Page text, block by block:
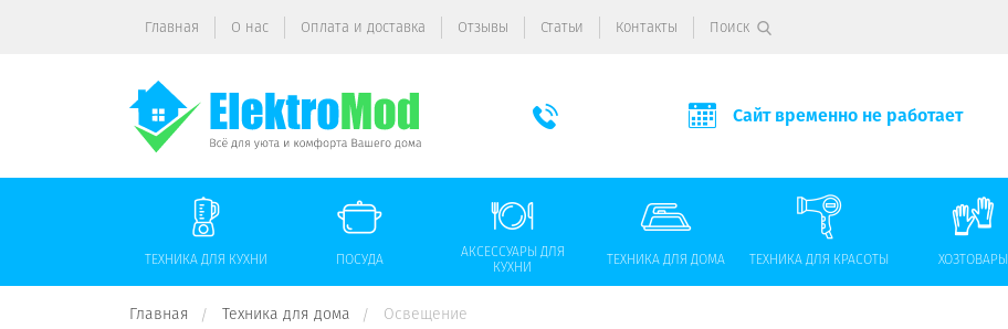
Главная О нас Оплата и доставка Отзывы Статьи Контакты Поиск
Сайт временно не работает
ТЕХНИКА ДЛЯ КУХНИ ПОСУДА
АКСЕССУАРЫ ДЛЯ
КУХНИ
ТЕХНИКА ДЛЯ ДОМА ТЕХНИКА ДЛЯ КРАСОТЫ ХОЗТОВАРЫ
Главная Техника для дома Освещение